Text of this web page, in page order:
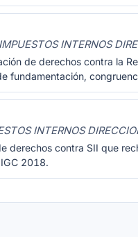
INTERNOS
de derechos contra la
fundamentación,
INTERNOS
derechos contra SII que
2018.